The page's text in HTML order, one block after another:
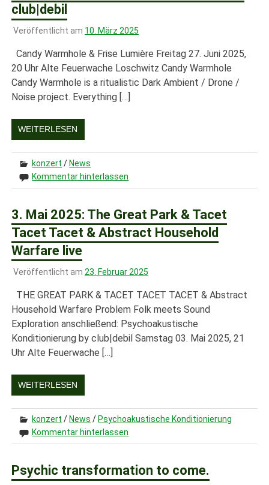
club|debil
Veröffentlicht am 10. März 2025
Candy Warmhole & Frise Lumière Freitag 27. Juni 2025,
20 Uhr Alte Feuerwache Loschwitz Candy Warmhole
Candy Warmhole is a ritualistic Dark Ambient / Drone /
Noise project. Everything […]
WEITERLESEN
konzert / News
Kommentar hinterlassen
3. Mai 2025: The Great Park & Tacet
Tacet Tacet & Abstract Household
Warfare live
Veröffentlicht am 23. Februar 2025
THE GREAT PARK & TACET TACET TACET & Abstract
Household Warfare Problem Folk meets Sound
Exploration anschließend: Psychoakustische
Konditionierung by club|debil Samstag 03. Mai 2025, 21
Uhr Alte Feuerwache […]
WEITERLESEN
konzert / News / Psychoakustische Konditionierung
Kommentar hinterlassen
Psychic transformation to come.